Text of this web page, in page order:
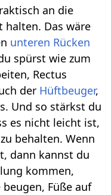
an die
halten. Das wäre
unteren Rücken
spürst wie zum
Rectus
der Hüftbeuger,
Und so stärkst du
es nicht leicht ist,
behalten. Wenn
dann kannst du
kommen,
Füße auf